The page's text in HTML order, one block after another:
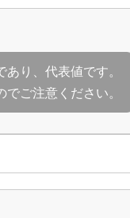
り、代表値です。
ご注意ください。